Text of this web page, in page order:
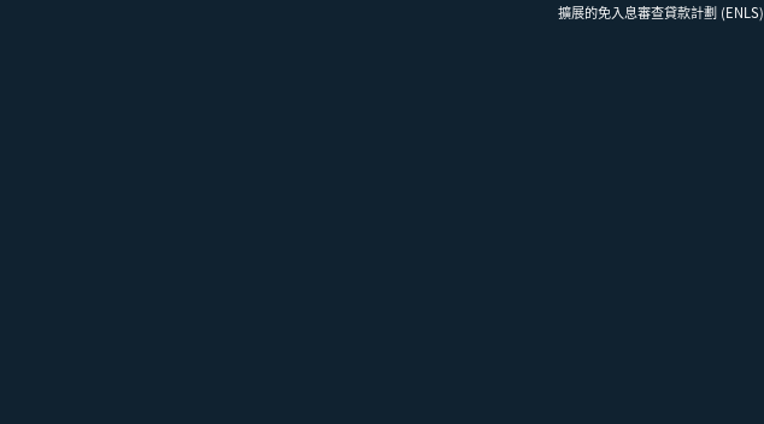
擴展的免入息審查貸款計劃 (ENLS)